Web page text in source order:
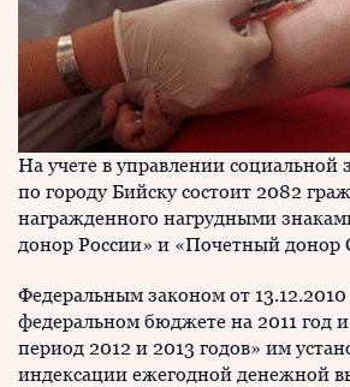
На учете в управлении социальной
по городу Бийску состоит 2082
награжденного нагрудными
донор России» и «Почетный донор
Федеральным законом от
федеральном бюджете на 2011 год
период 2012 и 2013 годов» им
индексации ежегодной денежной